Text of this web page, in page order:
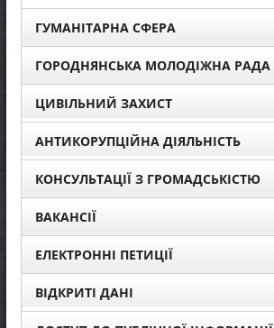
ГУМАНІТАРНА СФЕРА
ГОРОДНЯНСЬКА МОЛОДІЖНА РАДА
ЦИВІЛЬНИЙ ЗАХИСТ
АНТИКОРУПЦІЙНА ДІЯЛЬНІСТЬ
КОНСУЛЬТАЦІЇ З ГРОМАДСЬКІСТЮ
ВАКАНСІЇ
ЕЛЕКТРОННІ ПЕТИЦІЇ
ВІДКРИТІ ДАНІ